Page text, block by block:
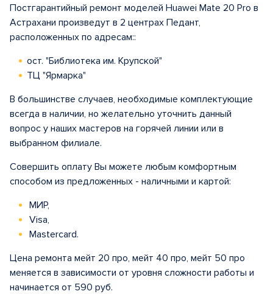
Постгарантийный ремонт моделей Huawei Mate 20 Pro в
Астрахани произведут в 2 центрах Педант,
расположенных по адресам::
ост. "Библиотека им. Крупской"
ТЦ "Ярмарка"
В большинстве случаев, необходимые комплектующие
всегда в наличии, но желательно уточнить данный
вопрос у наших мастеров на горячей линии или в
выбранном филиале.
Совершить оплату Вы можете любым комфортным
способом из предложенных - наличными и картой:
МИР,
Visa,
Mastercard.
Цена ремонта мейт 20 про, мейт 40 про, мейт 50 про
меняется в зависимости от уровня сложности работы и
начинается от 590 руб.